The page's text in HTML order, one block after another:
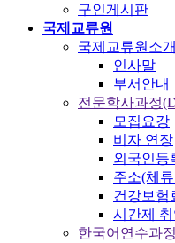
구인게시판
국제교류원
국제교류원소개
인사말
부서안내
전문학사과정
모집요강
비자 연장
외국인등
주소(체
건강보험
시간제 취
한국어연수과